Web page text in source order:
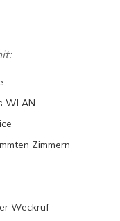
WLAN
Zimmern
Weckruf